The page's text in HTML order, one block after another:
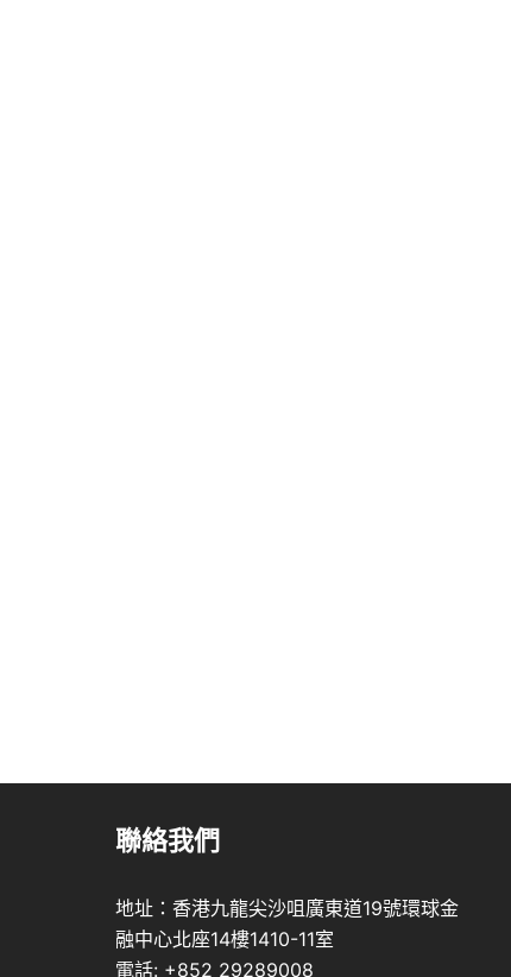
聯絡我們
地址：香港九龍尖沙咀廣東道19號環球金
融中心北座14樓1410-11室
電話: +852 29289008